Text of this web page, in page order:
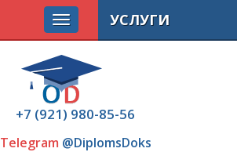
+7 (921) 980-85-56
Telegram @DiplomsDoks
УСЛУГИ